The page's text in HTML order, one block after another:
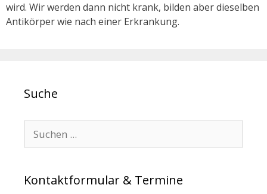
wird. Wir werden dann nicht krank, bilden aber dieselben
Antikörper wie nach einer Erkrankung.
Suche
Search for:
Kontaktformular & Termine